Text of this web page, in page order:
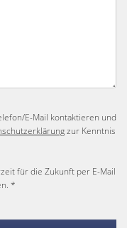
E-Mail kontaktieren und
zur Kenntnis
für die Zukunft per E-Mail
*